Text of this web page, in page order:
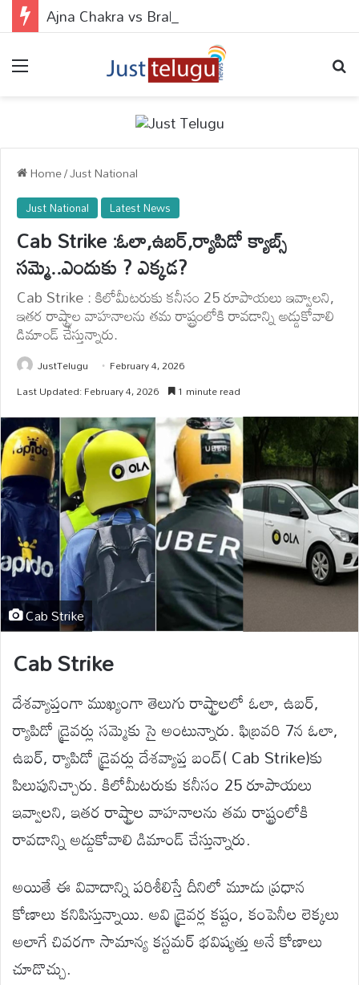
Home/Just National
Just National Latest News
Cab Strike :ఓలా,ఉబర్,ర్యాపిడో క్యాబ్స్
సమ్మె..ఎందుకు ? ఎక్కడ?
Cab Strike : కిలోమీటరుకు కనీసం 25 రూపాయలు ఇవ్వాలని,
ఇతర రాష్ట్రాల వాహనాలను తమ రాష్ట్రంలోకి రావడాన్ని అడ్డుకోవాలి
డిమాండ్ చేస్తున్నారు.
JustTelugu
February 4, 2026
Last Updated: February 4, 2026
1 minute read
Cab Strike
Cab Strike
దేశవ్యాప్తంగా ముఖ్యంగా తెలుగు రాష్ట్రాలలో ఓలా, ఉబర్,
ర్యాపిడో డ్రైవర్లు సమ్మెకు సై అంటున్నారు. ఫిబ్రవరి 7న ఓలా,
ఉబర్, ర్యాపిడో డ్రైవర్లు దేశవ్యాప్త బంద్‌( Cab Strike)కు
పిలుపునిచ్చారు. కిలోమీటరుకు కనీసం 25 రూపాయలు
ఇవ్వాలని, ఇతర రాష్ట్రాల వాహనాలను తమ రాష్ట్రంలోకి
రావడాన్ని అడ్డుకోవాలి డిమాండ్ చేస్తున్నారు.
అయితే ఈ వివాదాన్ని పరిశీలిస్తే దీనిలో మూడు ప్రధాన
కోణాలు కనిపిస్తున్నాయి. అవి డ్రైవర్ల కష్టం, కంపెనీల లెక్కలు
అలాగే చివరగా సామాన్య కస్టమర్ భవిష్యత్తు అనే కోణాలు
చూడొచ్చు.